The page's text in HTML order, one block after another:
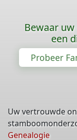
Bewaar
een
Probeer
Uw vertrouwde
Genealogie